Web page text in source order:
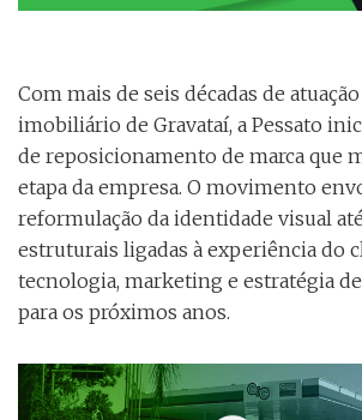
Com mais de seis décadas de
imobiliário de Gravataí, a Pessato
de reposicionamento de marca que
etapa da empresa. O movimento
reformulação da identidade visual
estruturais ligadas à experiência do
tecnologia, marketing e estratégia
para os próximos anos.